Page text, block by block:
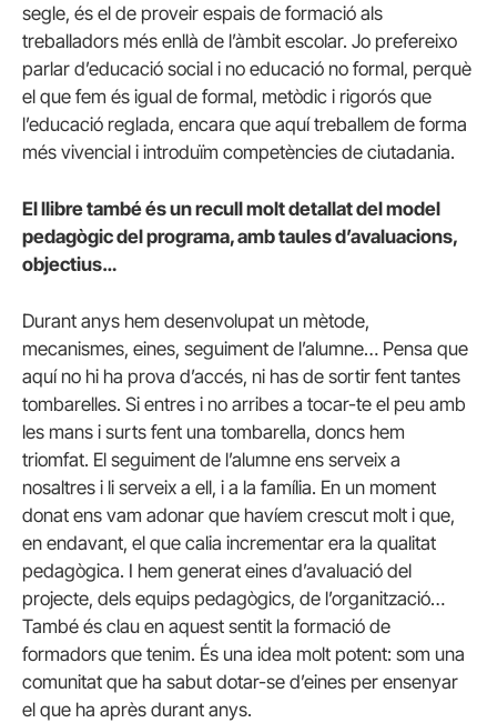
segle, és el de proveir espais de formació als
treballadors més enllà de l’àmbit escolar. Jo prefereixo
parlar d’educació social i no educació no formal, perquè
el que fem és igual de formal, metòdic i rigorós que
l’educació reglada, encara que aquí treballem de forma
més vivencial i introduïm competències de ciutadania.
El llibre també és un recull molt detallat del model
pedagògic del programa, amb taules d’avaluacions,
objectius…
Durant anys hem desenvolupat un mètode,
mecanismes, eines, seguiment de l’alumne… Pensa que
aquí no hi ha prova d’accés, ni has de sortir fent tantes
tombarelles. Si entres i no arribes a tocar-te el peu amb
les mans i surts fent una tombarella, doncs hem
triomfat. El seguiment de l’alumne ens serveix a
nosaltres i li serveix a ell, i a la família. En un moment
donat ens vam adonar que havíem crescut molt i que,
en endavant, el que calia incrementar era la qualitat
pedagògica. I hem generat eines d’avaluació del
projecte, dels equips pedagògics, de l’organització…
També és clau en aquest sentit la formació de
formadors que tenim. És una idea molt potent: som una
comunitat que ha sabut dotar-se d’eines per ensenyar
el que ha après durant anys.